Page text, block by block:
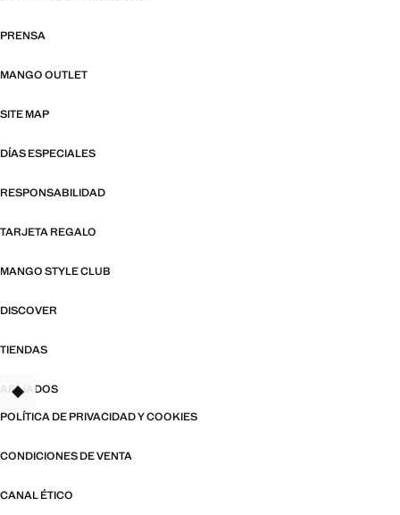
PRENSA
MANGO OUTLET
SITE MAP
DÍAS ESPECIALES
RESPONSABILIDAD
TARJETA REGALO
MANGO STYLE CLUB
DISCOVER
TIENDAS
AFILIADOS
POLÍTICA DE PRIVACIDAD Y COOKIES
CONDICIONES DE VENTA
CANAL ÉTICO